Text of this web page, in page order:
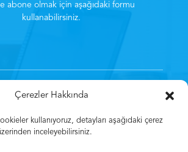
Çerezler Hakkında
kullanıyoruz, detayları aşağıdaki çerez
inceleyebilirsiniz.
abone olmak için aşağıdaki formu
kullanabilirsiniz.